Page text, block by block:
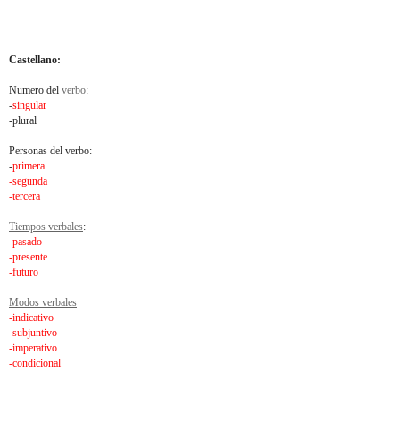
Castellano:
Numero del verbo:
-singular
-plural
Personas del verbo:
-primera
-segunda
-tercera
Tiempos verbales:
-pasado
-presente
-futuro
Modos verbales
-indicativo
-subjuntivo
-imperativo
-condicional